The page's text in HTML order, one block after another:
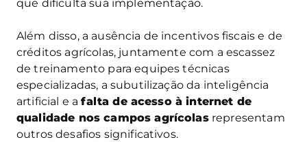
que dificulta sua implementação.
Além disso, a ausência de incentivos fiscais e de
créditos agrícolas, juntamente com a escassez
de treinamento para equipes técnicas
especializadas, a subutilização da inteligência
artificial e afalta de acesso à internet de
qualidade nos campos agrícolasrepresentam
outros desafios significativos.